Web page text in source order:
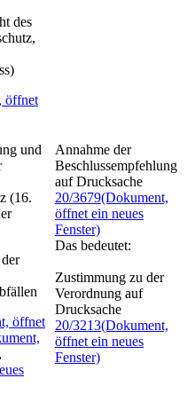
des
öffnet
und
(16.
öffnet
Annahme der
Beschlussempfehlung
auf Drucksache
20/3679(Dokument,
öffnet ein neues
Fenster)
Das bedeutet:
Zustimmung zu der
Verordnung auf
Drucksache
20/3213(Dokument,
öffnet ein neues
Fenster)